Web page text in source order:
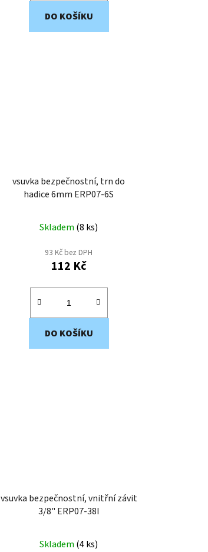
DO KOŠÍKU
vsuvka bezpečnostní, trn do
hadice 6mm ERP07-6S
Skladem (8 ks)
93 Kč bez DPH
112 Kč
DO KOŠÍKU
vsuvka bezpečnostní, vnitřní závit
3/8" ERP07-38I
Skladem (4 ks)